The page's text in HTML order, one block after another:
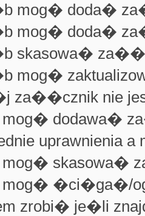
mog� doda�
mog� doda�
skasowa�
mog�
za��cznik nie
mog� dodawa�
uprawnienia
mog�
mog� �ci�ga�/
zrobi� je�li